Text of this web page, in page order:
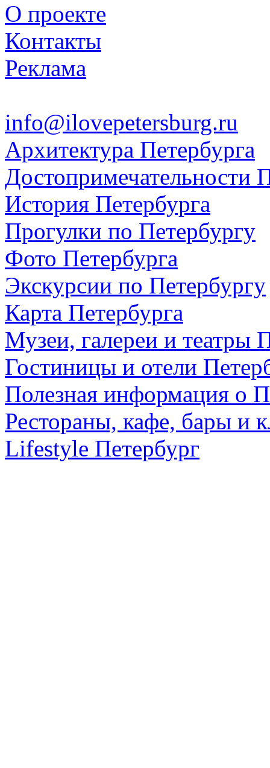
О проекте
Контакты
Реклама
info@ilovepetersburg.ru
Архитектура Петербурга
Достопримечательности
История Петербурга
Прогулки по Петербургу
Фото Петербурга
Экскурсии по Петербургу
Карта Петербурга
Музеи, галереи и театры
Гостиницы и отели
Полезная информация о
Рестораны, кафе, бары и
Lifestyle Петербург